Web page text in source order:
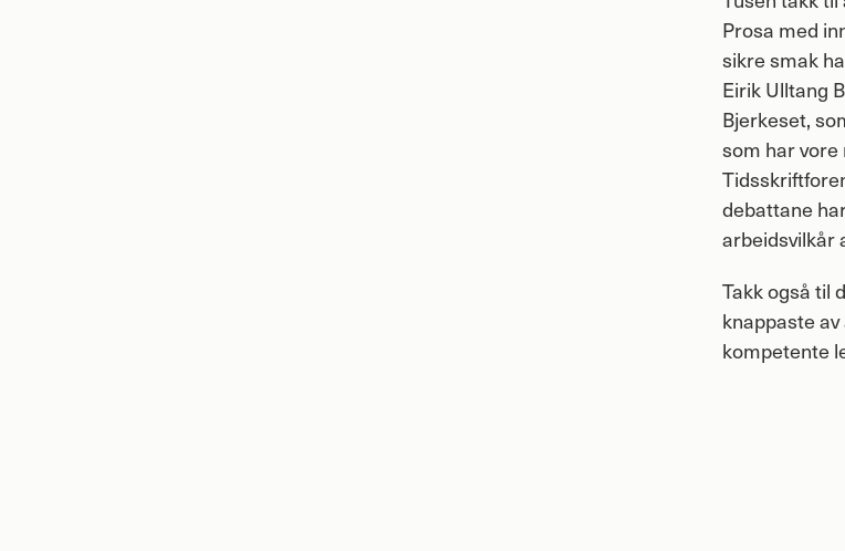
Prosa med
sikre smak
Eirik Ulltang
Bjerkeset,
som har vore
debattane
arbeidsvilkår
Takk også til
knappaste
kompetente